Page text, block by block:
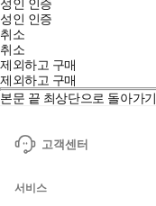
성인 인증
취소
취소
제외하고 구매
제외하고 구매
본문 끝 최상단으로 돌아가기
고객센터
서비스